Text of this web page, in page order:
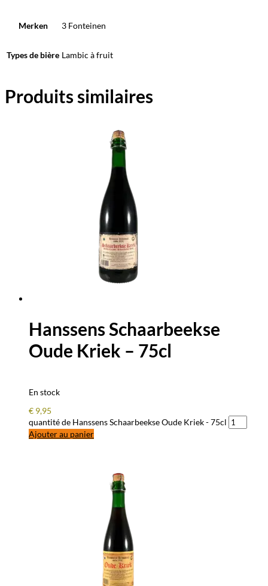
Merken 3 Fonteinen
Types de bière Lambic à fruit
Produits similaires
Hanssens Schaarbeekse
Oude Kriek – 75cl
En stock
€ 9,95
quantité de Hanssens Schaarbeekse Oude Kriek - 75cl
Ajouter au panier